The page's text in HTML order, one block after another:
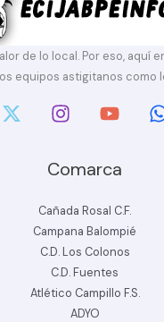
de lo local. Por eso, aquí
equipos astigitanos como
Comarca
Cañada Rosal C.F.
Campana Balompié
C.D. Los Colonos
C.D. Fuentes
Atlético Campillo F.S.
ADYO